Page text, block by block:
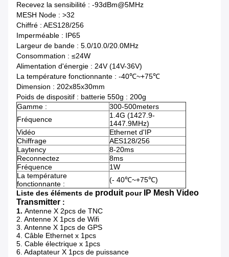
Recevez la sensibilité : -93dBm@5MHz
MESH Node : >32
Chiffré : AES128/256
Imperméable : IP65
Largeur de bande : 5.0/10.0/20.0MHz
Consommation : ≤24W
Alimentation d'énergie : 24V (14V-36V)
La température fonctionnante : -40℃~+75℃
Dimension : 202x85x30mm
Poids de dispositif : batterie 550g : 200g
Gamme :
300-500meters
Fréquence
1.4G (1427.9-
1447.9MHz)
Vidéo
Ethernet d'IP
Chiffrage
AES128/256
Laytency
8-20ms
Reconnectez
8ms
Fréquence
1W
La température
fonctionnante :
(- 40℃~+75℃)
Liste des éléments de produit pour
IP Mesh Video
Transmitter :
1. Antenne X 2pcs de TNC
2. Antenne X 1pcs de Wifi
3. Antenne X 1pcs de GPS
4. Câble Ethernet x 1pcs
5. Cable électrique x 1pcs
6. Adaptateur X 1pcs de puissance